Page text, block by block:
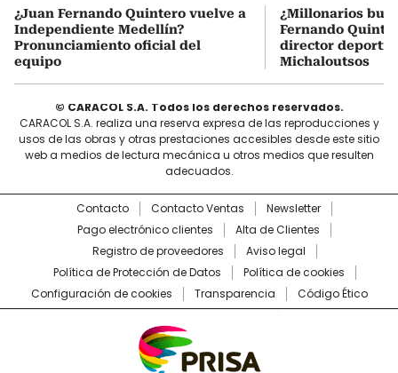
¿Juan Fernando Quintero vuelve a
Independiente Medellín?
Pronunciamiento oficial del
equipo
¿Millonarios
Fernando
director
Michaloutsos
© CARACOL S.A. Todos los derechos reservados.
CARACOL S.A. realiza una reserva expresa de las reproducciones y
usos de las obras y otras prestaciones accesibles desde este sitio
web a medios de lectura mecánica u otros medios que resulten
adecuados.
Contacto Contacto Ventas
Newsletter
Pago electrónico clientes
Alta de Clientes
Registro de proveedores
Aviso legal
Política de Protección de Datos
Política de cookies
Configuración de cookies
Transparencia Código Ético